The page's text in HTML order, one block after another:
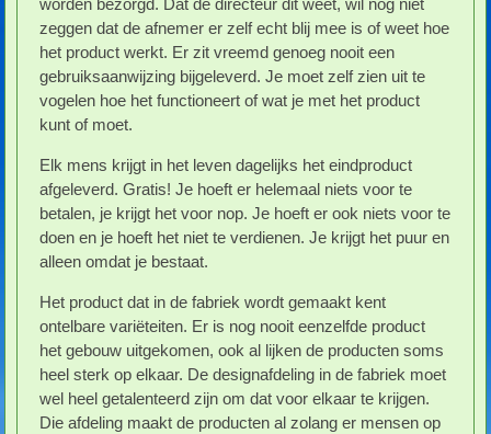
worden bezorgd. Dat de directeur dit weet, wil nog niet
zeggen dat de afnemer er zelf echt blij mee is of weet hoe
het product werkt. Er zit vreemd genoeg nooit een
gebruiksaanwijzing bijgeleverd. Je moet zelf zien uit te
vogelen hoe het functioneert of wat je met het product
kunt of moet.
Elk mens krijgt in het leven dagelijks het eindproduct
afgeleverd. Gratis! Je hoeft er helemaal niets voor te
betalen, je krijgt het voor nop. Je hoeft er ook niets voor te
doen en je hoeft het niet te verdienen. Je krijgt het puur en
alleen omdat je bestaat.
Het product dat in de fabriek wordt gemaakt kent
ontelbare variëteiten. Er is nog nooit eenzelfde product
het gebouw uitgekomen, ook al lijken de producten soms
heel sterk op elkaar. De designafdeling in de fabriek moet
wel heel getalenteerd zijn om dat voor elkaar te krijgen.
Die afdeling maakt de producten al zolang er mensen op